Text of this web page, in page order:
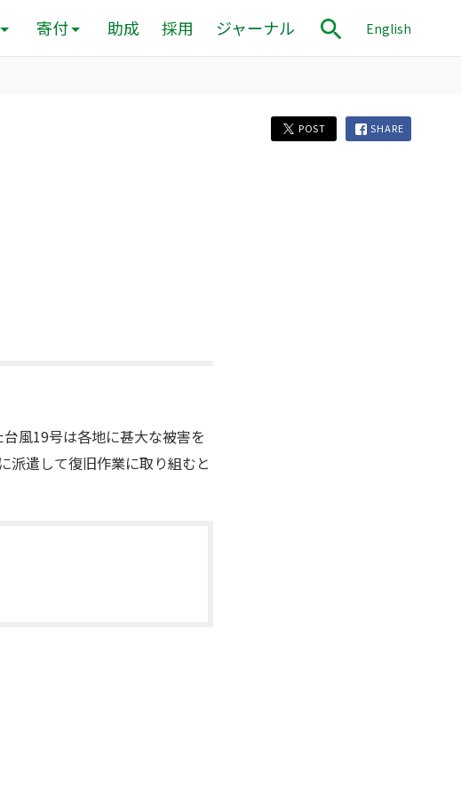
寄付 助成 採用 ジャーナル English
POST SHARE
台風19号は各地に甚大な被害を
派遣して復旧作業に取り組むと